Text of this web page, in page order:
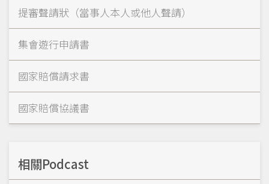
提審聲請狀（當事人本人或他人聲請）
集會遊行申請書
國家賠償請求書
國家賠償協議書
相關Podcast